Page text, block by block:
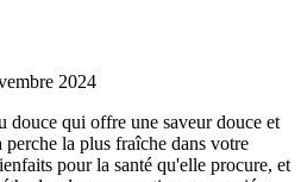
2024
douce qui offre une saveur douce et
la plus fraîche dans votre
pour la santé qu'elle procure, et